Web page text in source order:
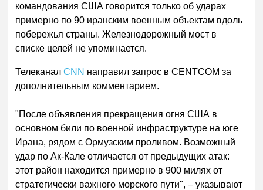
командования США говорится только об ударах
примерно по 90 иранским военным объектам вдоль
побережья страны. Железнодорожный мост в
списке целей не упоминается.
ТелеканалCNN направил запрос в CENTCOM за
дополнительным комментарием.
"После объявления прекращения огня США в
основном били по военной инфраструктуре на юге
Ирана, рядом с Ормузским проливом. Возможный
удар по Ак-Кале отличается от предыдущих атак:
этот район находится примерно в 900 милях от
стратегически важного морского пути", – указывают